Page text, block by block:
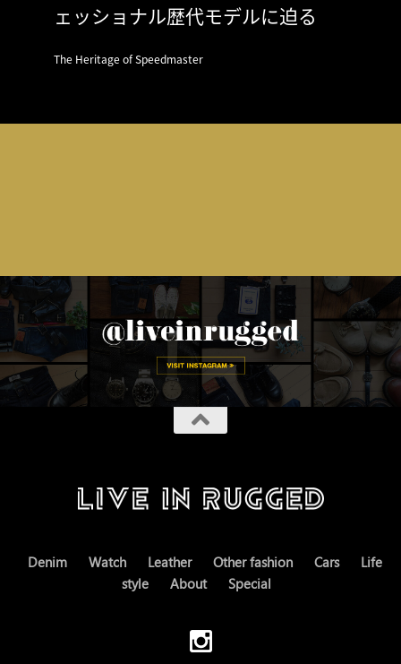
ェッショナル歴代モデルに迫る
The Heritage of Speedmaster
Denim Watch Leather Other fashion Cars
Life
style
About Special